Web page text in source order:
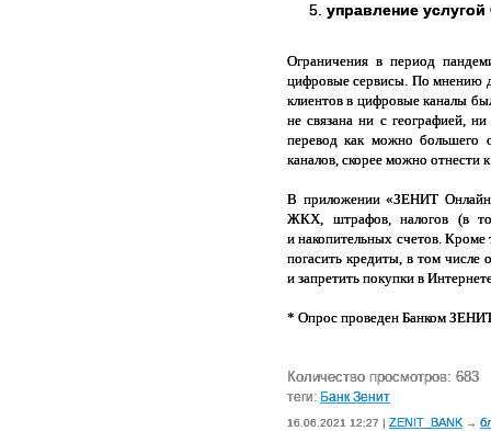
управление
Ограничения в период
цифровые сервисы. По мнению
клиентов в цифровые каналы
не связана ни с географией,
перевод как можно большего
каналов, скорее можно отнести
В приложении «ЗЕНИТ Онлайн»
ЖКХ, штрафов, налогов (в
и накопительных счетов. Кроме
погасить кредиты, в том
и запретить покупки в
* Опрос проведен Банком ЗЕНИТ
Количество просмотров: 683
теги: Банк Зенит
16.06.2021 12:27 | ZENIT_BANK →